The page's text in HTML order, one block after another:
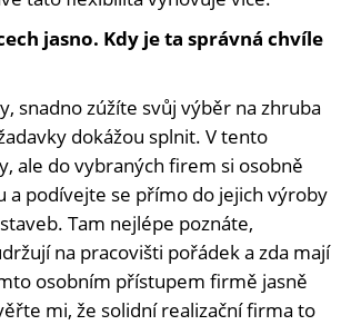
jasno. Kdy je ta správná chvíle
snadno zúžíte svůj výběr na zhruba
dokážou splnit. V tento
ale do vybraných firem si osobně
a podívejte se přímo do jejich výroby
Tam nejlépe poznáte,
na pracovišti pořádek a zda mají
osobním přístupem firmě jasně
mi, že solidní realizační firma to